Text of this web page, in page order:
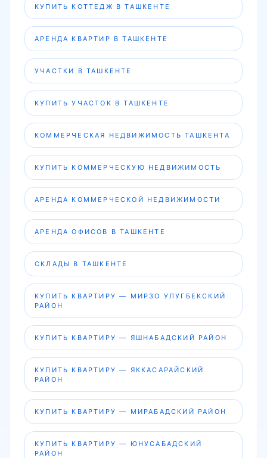
КУПИТЬ КОТТЕДЖ В ТАШКЕНТЕ
АРЕНДА КВАРТИР В ТАШКЕНТЕ
УЧАСТКИ В ТАШКЕНТЕ
КУПИТЬ УЧАСТОК В ТАШКЕНТЕ
КОММЕРЧЕСКАЯ НЕДВИЖИМОСТЬ ТАШКЕНТА
КУПИТЬ КОММЕРЧЕСКУЮ НЕДВИЖИМОСТЬ
АРЕНДА КОММЕРЧЕСКОЙ НЕДВИЖИМОСТИ
АРЕНДА ОФИСОВ В ТАШКЕНТЕ
СКЛАДЫ В ТАШКЕНТЕ
КУПИТЬ КВАРТИРУ — МИРЗО УЛУГБЕКСКИЙ
РАЙОН
КУПИТЬ КВАРТИРУ — ЯШНАБАДСКИЙ РАЙОН
КУПИТЬ КВАРТИРУ — ЯККАСАРАЙСКИЙ
РАЙОН
КУПИТЬ КВАРТИРУ — МИРАБАДСКИЙ РАЙОН
КУПИТЬ КВАРТИРУ — ЮНУСАБАДСКИЙ
РАЙОН